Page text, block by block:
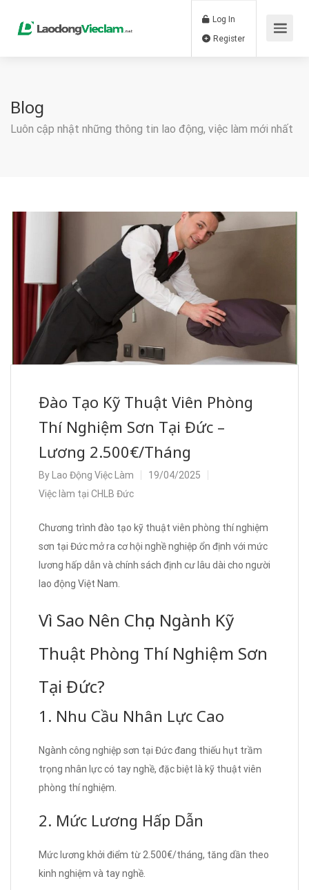
Log In
Blog
Luôn cập nhật những thông tin lao động, việc làm mới nhất
Đào Tạo Kỹ Thuật Viên Phòng
Thí Nghiệm Sơn Tại Đức –
Lương 2.500€/Tháng
By Lao Động Việc Làm
19/04/2025
Việc làm tại CHLB Đức
Chương trình đào tạo kỹ thuật viên phòng thí nghiệm
sơn tại Đức mở ra cơ hội nghề nghiệp ổn định với mức
lương hấp dẫn và chính sách định cư lâu dài cho người
lao động Việt Nam.
Vì Sao Nên Chọn Ngành Kỹ
Thuật Phòng Thí Nghiệm Sơn
Tại Đức?
1. Nhu Cầu Nhân Lực Cao
Ngành công nghiệp sơn tại Đức đang thiếu hụt trầm
trọng nhân lực có tay nghề, đặc biệt là kỹ thuật viên
phòng thí nghiệm.
2. Mức Lương Hấp Dẫn
Mức lương khởi điểm từ 2.500€/tháng, tăng dần theo
kinh nghiệm và tay nghề.